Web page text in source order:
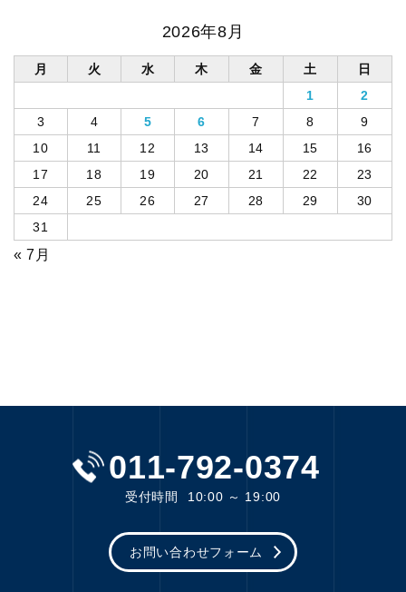
2026年8月
月 火 水 木 金 土
日
1
2
3
4 5 6 7 8
9
10
11 12 13 14 15
16
17
18 19 20 21 22
23
24
25 26 27 28 29
30
31
« 7月
011-792-0374
受付時間 10:00 ～ 19:00
お問い合わせフォーム